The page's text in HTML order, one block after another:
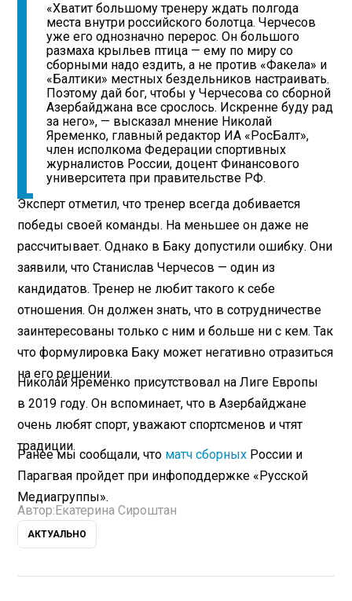
«Хватит большому тренеру ждать полгода
места внутри российского болотца. Черчесов
уже его однозначно перерос. Он большого
размаха крыльев птица — ему по миру со
сборными надо ездить, а не против «Факела» и
«Балтики» местных бездельников настраивать.
Поэтому дай бог, чтобы у Черчесова со сборной
Азербайджана все срослось. Искренне буду рад
за него», — высказал мнение Николай
Яременко, главный редактор ИА «РосБалт»,
член исполкома Федерации спортивных
журналистов России, доцент Финансового
университета при правительстве РФ.
Эксперт отметил, что тренер всегда добивается
победы своей команды. На меньшее он даже не
рассчитывает. Однако в Баку допустили ошибку. Они
заявили, что Станислав Черчесов — один из
кандидатов. Тренер не любит такого к себе
отношения. Он должен знать, что в сотрудничестве
заинтересованы только с ним и больше ни с кем. Так
что формулировка Баку может негативно отразиться
на его решении.
Николай Яременко присутствовал на Лиге Европы
в 2019 году. Он вспоминает, что в Азербайджане
очень любят спорт, уважают спортсменов и чтят
традиции.
Ранее мы сообщали, что матч сборных России и
Парагвая пройдет при инфоподдержке «Русской
Медиагруппы».
Автор:Екатерина Сироштан
АКТУАЛЬНО